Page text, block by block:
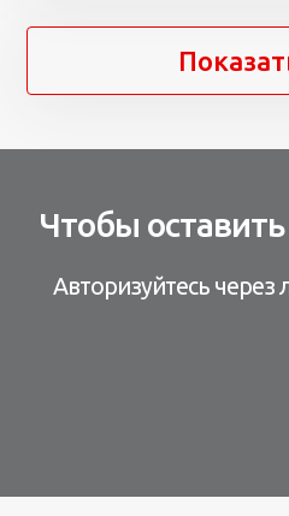
Чтобы
Авторизуйтесь через